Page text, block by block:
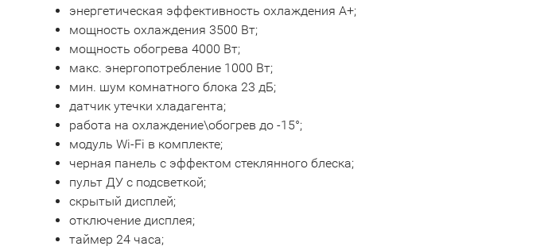
энергетическая эффективность охлаждения А+;
мощность охлаждения 3500 Вт;
мощность обогрева 4000 Вт;
макс. энергопотребление 1000 Вт;
мин. шум комнатного блока 23 дБ;
датчик утечки хладагента;
работа на охлаждение\обогрев до -15°;
модуль Wi-Fi в комплекте;
черная панель с эффектом стеклянного блеска;
пульт ДУ с подсветкой;
скрытый дисплей;
отключение дисплея;
таймер 24 часа;